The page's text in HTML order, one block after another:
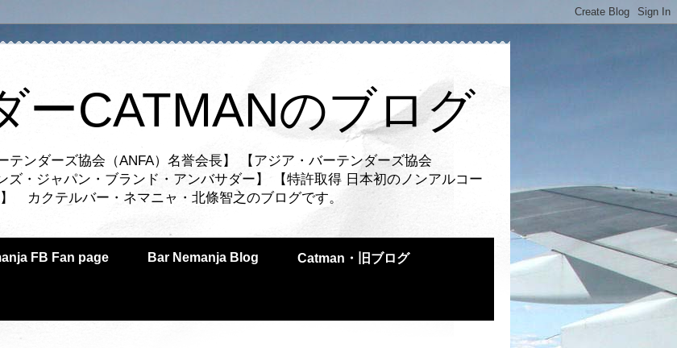
ーCATMANのブログ
テンダーズ協会（ANFA）名誉会長】 【アジア・バーテンダーズ協会
ズ・ジャパン・ブランド・アンバサダー】 【特許取得 日本初のノンアルコー
カクテルバー・ネマニャ・北條智之のブログです。
FB Fan page Bar Nemanja Blog Catman・旧ブログ